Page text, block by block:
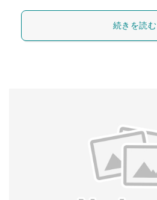
続きを読む